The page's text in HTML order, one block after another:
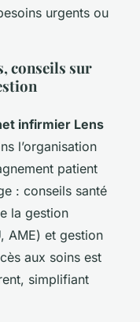
urgents ou
conseils sur
infirmier Lens
l’organisation
patient
: conseils santé
la gestion
AME) et gestion
aux soins est
simplifiant